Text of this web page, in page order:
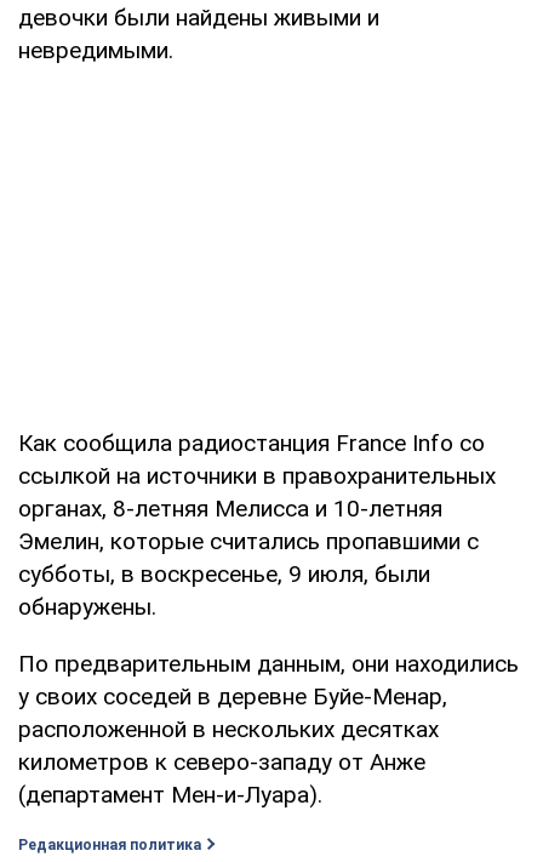
девочки были найдены живыми и
невредимыми.
Как сообщила радиостанция France Info со
ссылкой на источники в правохранительных
органах, 8-летняя Мелисса и 10-летняя
Эмелин, которые считались пропавшими с
субботы, в воскресенье, 9 июля, были
обнаружены.
По предварительным данным, они находились
у своих соседей в деревне Буйе-Менар,
расположенной в нескольких десятках
километров к северо-западу от Анже
(департамент Мен-и-Луара).
Редакционная политика